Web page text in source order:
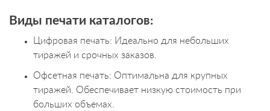
Виды печати каталогов:
Цифровая печать: Идеально для небольших
тиражей и срочных заказов.
Офсетная печать: Оптимальна для крупных
тиражей. Обеспечивает низкую стоимость при
больших объемах.